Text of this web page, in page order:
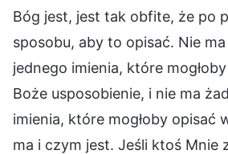
Bóg jest, jest tak obfite, że po
sposobu, aby to opisać. Nie
jednego imienia, które
Boże usposobienie, i nie ma
imienia, które mogłoby opisać
ma i czym jest. Jeśli ktoś Mnie